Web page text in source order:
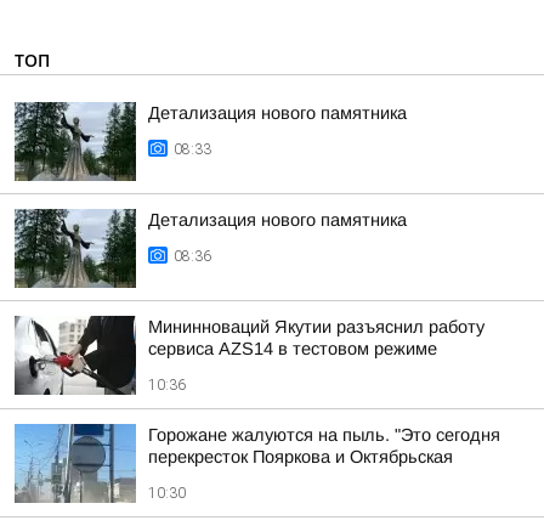
ТОП
Детализация нового памятника
08:33
Детализация нового памятника
08:36
Мининноваций Якутии разъяснил работу
сервиса AZS14 в тестовом режиме
10:36
Горожане жалуются на пыль. "Это сегодня
перекресток Пояркова и Октябрьская
10:30